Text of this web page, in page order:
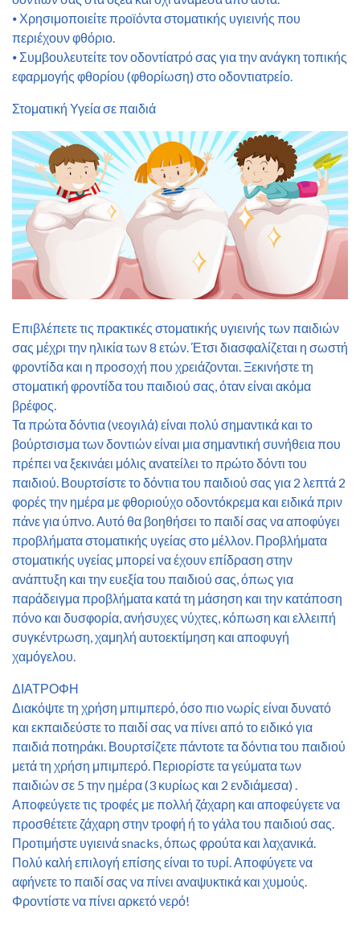
⦁ Χρησιμοποιείτε προϊόντα στοματικής υγιεινής που
περιέχουν φθόριο.
⦁ Συμβουλευτείτε τον οδοντίατρό σας για την ανάγκη τοπικής
εφαρμογής φθορίου (φθορίωση) στο οδοντιατρείο.
Στοματική Υγεία σε παιδιά
Επιβλέπετε τις πρακτικές στοματικής υγιεινής των παιδιών
σας μέχρι την ηλικία των 8 ετών. Έτσι διασφαλίζεται η σωστή
φροντίδα και η προσοχή που χρειάζονται. Ξεκινήστε τη
στοματική φροντίδα του παιδιού σας, όταν είναι ακόμα
βρέφος.
Τα πρώτα δόντια (νεογιλά) είναι πολύ σημαντικά και το
βούρτσισμα των δοντιών είναι μια σημαντική συνήθεια που
πρέπει να ξεκινάει μόλις ανατείλει το πρώτο δόντι του
παιδιού. Βουρτσίστε το δόντια του παιδιού σας για 2 λεπτά 2
φορές την ημέρα με φθοριούχο οδοντόκρεμα και ειδικά πριν
πάνε για ύπνο. Αυτό θα βοηθήσει το παιδί σας να αποφύγει
προβλήματα στοματικής υγείας στο μέλλον. Προβλήματα
στοματικής υγείας μπορεί να έχουν επίδραση στην
ανάπτυξη και την ευεξία του παιδιού σας, όπως για
παράδειγμα προβλήματα κατά τη μάσηση και την κατάποση
πόνο και δυσφορία, ανήσυχες νύχτες, κόπωση και ελλειπή
συγκέντρωση, χαμηλή αυτοεκτίμηση και αποφυγή
χαμόγελου.
ΔΙΑΤΡΟΦΗ
Διακόψτε τη χρήση μπιμπερό, όσο πιο νωρίς είναι δυνατό
και εκπαιδεύστε το παιδί σας να πίνει από το ειδικό για
παιδιά ποτηράκι. Βουρτσίζετε πάντοτε τα δόντια του παιδιού
μετά τη χρήση μπιμπερό. Περιορίστε τα γεύματα των
παιδιών σε 5 την ημέρα (3 κυρίως και 2 ενδιάμεσα) .
Αποφεύγετε τις τροφές με πολλή ζάχαρη και αποφεύγετε να
προσθέτετε ζάχαρη στην τροφή ή το γάλα του παιδιού σας.
Προτιμήστε υγιεινά snacks, όπως φρούτα και λαχανικά.
Πολύ καλή επιλογή επίσης είναι το τυρί. Αποφύγετε να
αφήνετε το παιδί σας να πίνει αναψυκτικά και χυμούς.
Φροντίστε να πίνει αρκετό νερό!